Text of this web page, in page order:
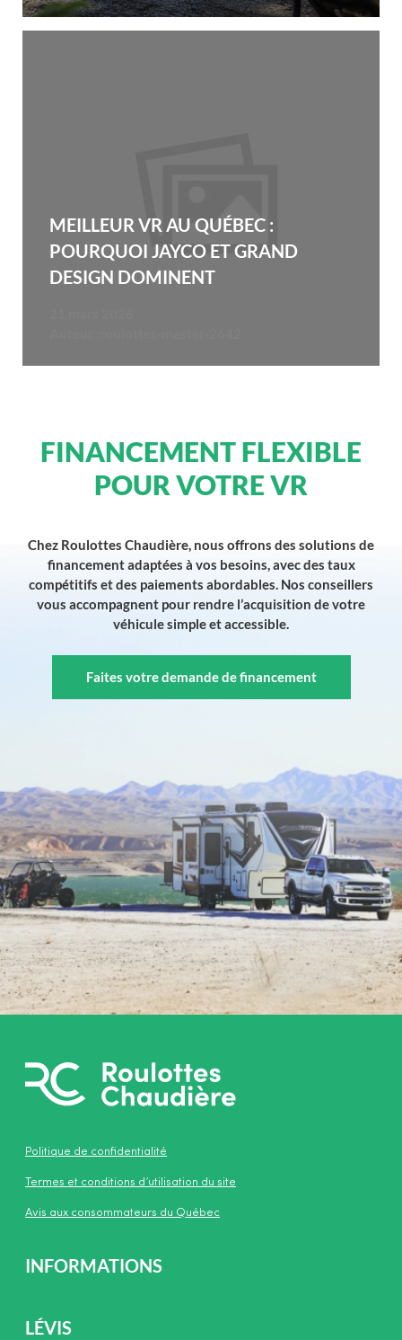
MEILLEUR VR AU QUÉBEC :
POURQUOI JAYCO ET GRAND
DESIGN DOMINENT
FINANCEMENT FLEXIBLE
POUR VOTRE VR
Chez Roulottes Chaudière, nous offrons des solutions de
financement adaptées à vos besoins, avec des taux
compétitifs et des paiements abordables. Nos conseillers
vous accompagnent pour rendre l’acquisition de votre
véhicule simple et accessible.
Faites votre demande de financement
Politique de confidentialité
Termes et conditions d’utilisation du site
Avis aux consommateurs du Québec
INFORMATIONS
LÉVIS